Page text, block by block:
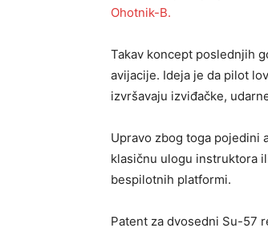
Ohotnik-B.
Takav koncept poslednjih
avijacije. Ideja je da pilot
izvršavaju izviđačke,
Upravo zbog toga pojedini
klasičnu ulogu instruktora
bespilotnih platformi.
Patent za dvosedni Su-57